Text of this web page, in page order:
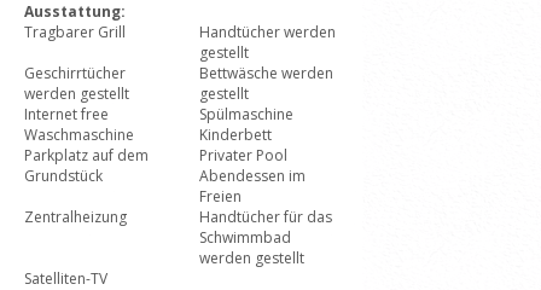
Ausstattung:
Tragbarer Grill
Handtücher werden
gestellt
Geschirrtücher
werden gestellt
Bettwäsche werden
gestellt
Internet free
Spülmaschine
Waschmaschine
Kinderbett
Parkplatz auf dem
Grundstück
Privater Pool
Abendessen im
Freien
Zentralheizung
Handtücher für das
Schwimmbad
werden gestellt
Satelliten-TV